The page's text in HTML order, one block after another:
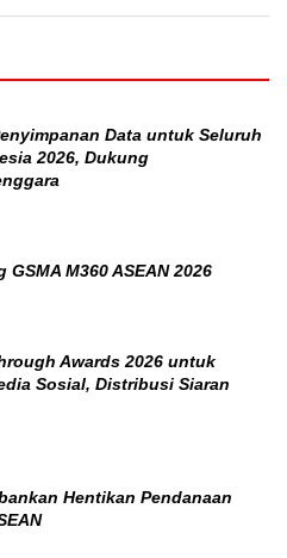
Data untuk Seluruh
2026, Dukung
M360 ASEAN 2026
Awards 2026 untuk
Sosial, Distribusi Siaran
Hentikan Pendanaan